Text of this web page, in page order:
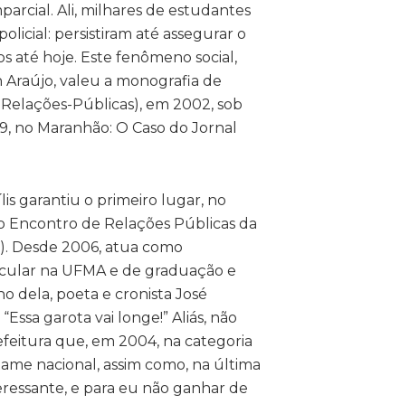
Ali, milhares de estudantes
persistiram até assegurar o
até hoje. Este fenômeno social,
valeu a monografia de
Públicas), em 2002, sob
Maranhão: O Caso do Jornal
garantiu o primeiro lugar, no
Encontro de Relações Públicas da
Desde 2006, atua como
na UFMA e de graduação e
dela, poeta e cronista José
garota vai longe!” Aliás, não
que, em 2004, na categoria
nacional, assim como, na última
e para eu não ganhar de